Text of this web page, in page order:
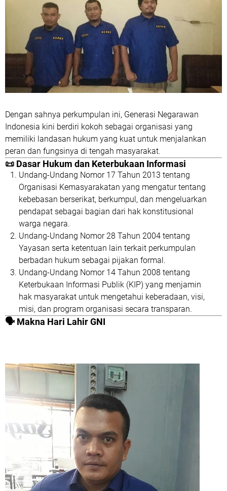
Dengan sahnya perkumpulan ini, Generasi Negarawan
Indonesia kini berdiri kokoh sebagai organisasi yang
memiliki landasan hukum yang kuat untuk menjalankan
peran dan fungsinya di tengah masyarakat.
📜 Dasar Hukum dan Keterbukaan Informasi
Undang-Undang Nomor 17 Tahun 2013 tentang
Organisasi Kemasyarakatan yang mengatur tentang
kebebasan berserikat, berkumpul, dan mengeluarkan
pendapat sebagai bagian dari hak konstitusional
warga negara.
Undang-Undang Nomor 28 Tahun 2004 tentang
Yayasan serta ketentuan lain terkait perkumpulan
berbadan hukum sebagai pijakan formal.
Undang-Undang Nomor 14 Tahun 2008 tentang
Keterbukaan Informasi Publik (KIP) yang menjamin
hak masyarakat untuk mengetahui keberadaan, visi,
misi, dan program organisasi secara transparan.
🗣️Makna Hari Lahir GNI